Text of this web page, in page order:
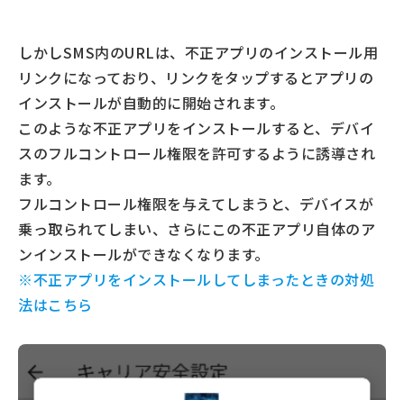
しかしSMS内のURLは、不正アプリのインストール用
リンクになっており、リンクをタップするとアプリの
インストールが自動的に開始されます。
このような不正アプリをインストールすると、デバイ
スのフルコントロール権限を許可するように誘導され
ます。
フルコントロール権限を与えてしまうと、デバイスが
乗っ取られてしまい、さらにこの不正アプリ自体のア
ンインストールができなくなります。
※不正アプリをインストールしてしまったときの対処
法はこちら